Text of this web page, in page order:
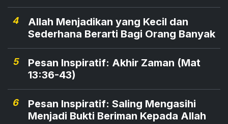
4
Allah Menjadikan yang Kecil dan
Sederhana Berarti Bagi Orang Banyak
5
Pesan Inspiratif: Akhir Zaman (Mat
13:36-43)
6
Pesan Inspiratif: Saling Mengasihi
Menjadi Bukti Beriman Kepada Allah